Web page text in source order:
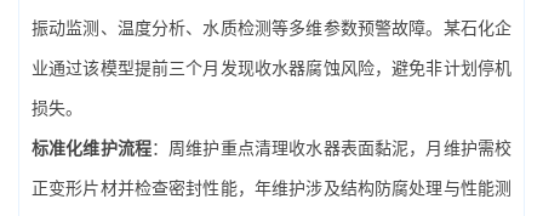
振动监测、温度分析、水质检测等多维参数预警故障。某石化企
业通过该模型提前三个月发现收水器腐蚀风险，避免非计划停机
损失。
标准化维护流程：周维护重点清理收水器表面黏泥，月维护需校
正变形片材并检查密封性能，年维护涉及结构防腐处理与性能测